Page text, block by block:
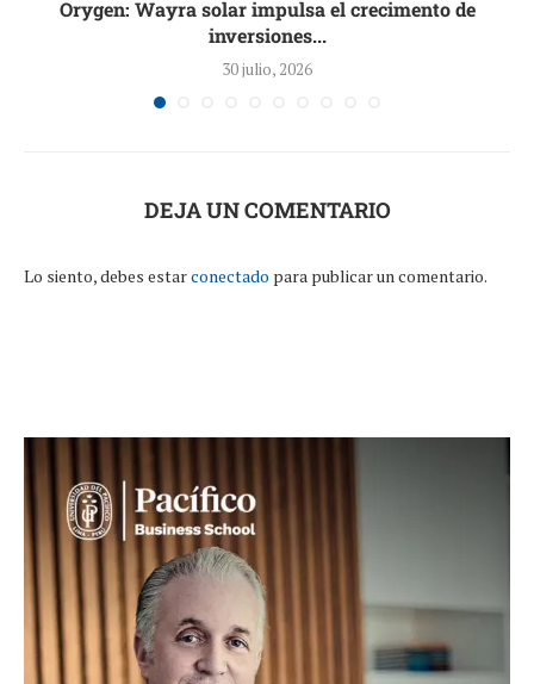
Orygen: Wayra solar impulsa el crecimento de
inversiones...
30 julio, 2026
DEJA UN COMENTARIO
Lo siento, debes estarconectado para publicar un comentario.